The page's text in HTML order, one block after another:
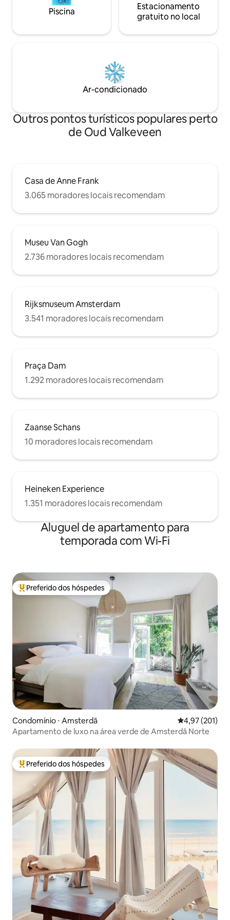
Piscina
Estacionamento
gratuito no local
Ar-condicionado
Outros pontos turísticos populares perto
de Oud Valkeveen
Casa de Anne Frank
3.065 moradores locais recomendam
Museu Van Gogh
2.736 moradores locais recomendam
Rijksmuseum Amsterdam
3.541 moradores locais recomendam
Praça Dam
1.292 moradores locais recomendam
Zaanse Schans
10 moradores locais recomendam
Heineken Experience
1.351 moradores locais recomendam
Aluguel de apartamento para
temporada com Wi-Fi
Entre os melhores preferidos dos hóspedes
Preferido dos hóspedes
Condomínio ⋅ Amsterdã 4,97 de uma
4,97 (201)
Apartamento de luxo na área verde de Amsterdã Norte
Entre os melhores preferidos dos hóspedes
Preferido dos hóspedes